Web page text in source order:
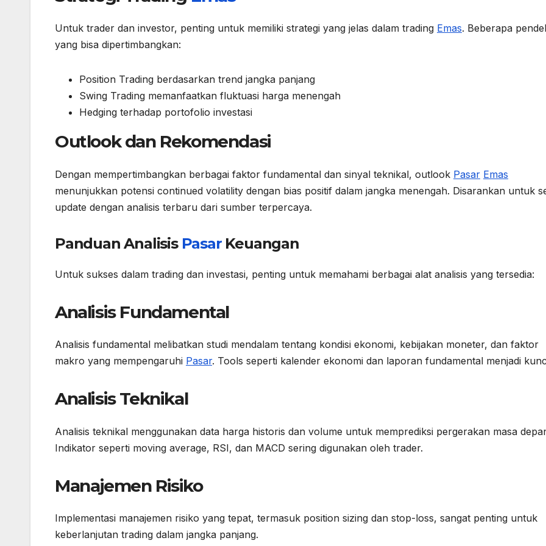
Untuk trader dan investor, penting untuk memiliki strategi yang jelas dalam trading Emas. Beberapa
yang bisa dipertimbangkan:
Position Trading berdasarkan trend jangka panjang
Swing Trading memanfaatkan fluktuasi harga menengah
Hedging terhadap portofolio investasi
Outlook dan Rekomendasi
Dengan mempertimbangkan berbagai faktor fundamental dan sinyal teknikal, outlook Pasar Emas
menunjukkan potensi continued volatility dengan bias positif dalam jangka menengah. Disarankan untuk
update dengan analisis terbaru dari sumber terpercaya.
Panduan Analisis PasarKeuangan
Untuk sukses dalam trading dan investasi, penting untuk memahami berbagai alat analisis yang tersedia:
Analisis Fundamental
Analisis fundamental melibatkan studi mendalam tentang kondisi ekonomi, kebijakan moneter, dan faktor
makro yang mempengaruhi Pasar. Tools seperti kalender ekonomi dan laporan fundamental menjadi
Analisis Teknikal
Analisis teknikal menggunakan data harga historis dan volume untuk memprediksi pergerakan masa
Indikator seperti moving average, RSI, dan MACD sering digunakan oleh trader.
Manajemen Risiko
Implementasi manajemen risiko yang tepat, termasuk position sizing dan stop-loss, sangat penting untuk
keberlanjutan trading dalam jangka panjang.